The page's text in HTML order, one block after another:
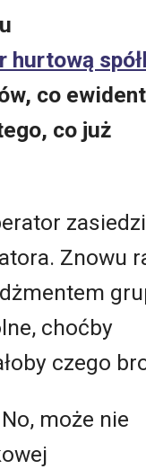
co
co już
Znowu
choćby
czego
może nie